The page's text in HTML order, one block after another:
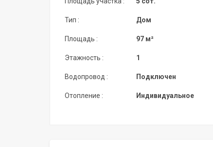
Тип :
Площадь :
Этажность :
Водопровод :
Отопление :
Дом
97 м²
1
Подключен
Индивидуальное